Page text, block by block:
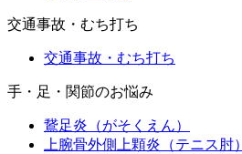
交通事故・むち打ち
交通事故・むち打ち
手・足・関節のお悩み
鵞足炎（がそくえん）
上腕骨外側上顆炎（テニス肘）